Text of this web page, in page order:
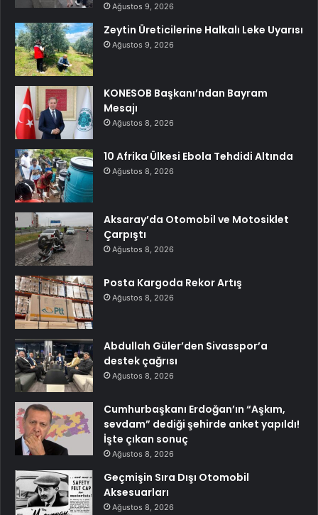
Ağustos 9, 2026
Zeytin Üreticilerine Halkalı Leke Uyarısı
Ağustos 9, 2026
KONESOB Başkanı’ndan Bayram
Mesajı
Ağustos 8, 2026
10 Afrika Ülkesi Ebola Tehdidi Altında
Ağustos 8, 2026
Aksaray’da Otomobil ve Motosiklet
Çarpıştı
Ağustos 8, 2026
Posta Kargoda Rekor Artış
Ağustos 8, 2026
Abdullah Güler’den Sivasspor’a
destek çağrısı
Ağustos 8, 2026
Cumhurbaşkanı Erdoğan’ın “Aşkım,
sevdam” dediği şehirde anket yapıldı!
İşte çıkan sonuç
Ağustos 8, 2026
Geçmişin Sıra Dışı Otomobil
Aksesuarları
Ağustos 8, 2026